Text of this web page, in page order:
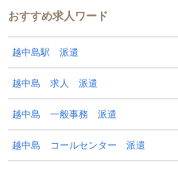
おすすめ求人ワード
越中島駅 派遣
越中島 求人 派遣
越中島 一般事務 派遣
越中島 コールセンター 派遣